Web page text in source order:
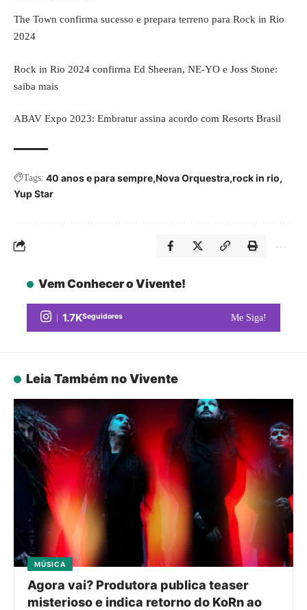
The Town confirma sucesso e prepara terreno para Rock in Rio
2024
Rock in Rio 2024 confirma Ed Sheeran, NE-YO e Joss Stone:
saiba mais
ABAV Expo 2023: Embratur assina acordo com Resorts Brasil
Tags: 40 anos e para sempre Nova Orquestra rock in rio
Yup Star
Vem Conhecer o Vivente!
1.7KSeguidores Me Siga!
Leia Também no Vivente
MÚSICA
Agora vai? Produtora publica teaser
misterioso e indica retorno do KoRn ao